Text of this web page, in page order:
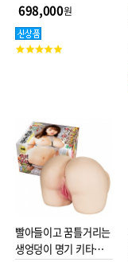
+허벅지겔)
698,000원
고
빨아들이고 꿈틀거리는
생엉덩이 명기 키타노